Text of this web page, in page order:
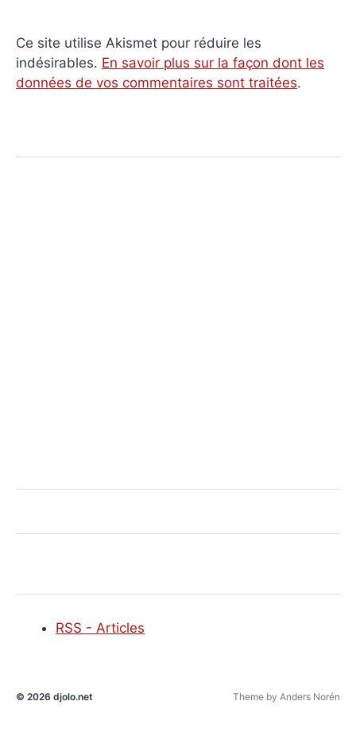
Ce site utilise Akismet pour réduire les
indésirables. En savoir plus sur la façon dont les
données de vos commentaires sont traitées.
RSS - Articles
© 2026 djolo.net Theme by Anders Norén